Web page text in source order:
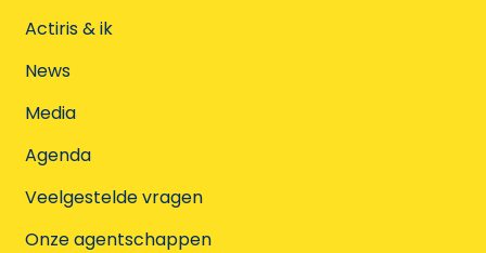
Actiris & ik
News
Media
Agenda
Veelgestelde vragen
Onze agentschappen